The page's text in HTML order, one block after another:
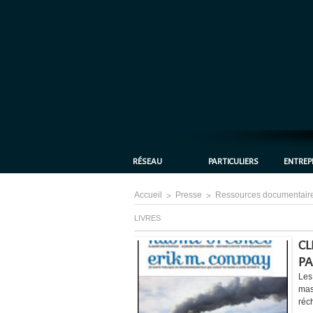
RÉSEAU PARTICULIERS
Accueil > Presse > Ressources
LIVRES